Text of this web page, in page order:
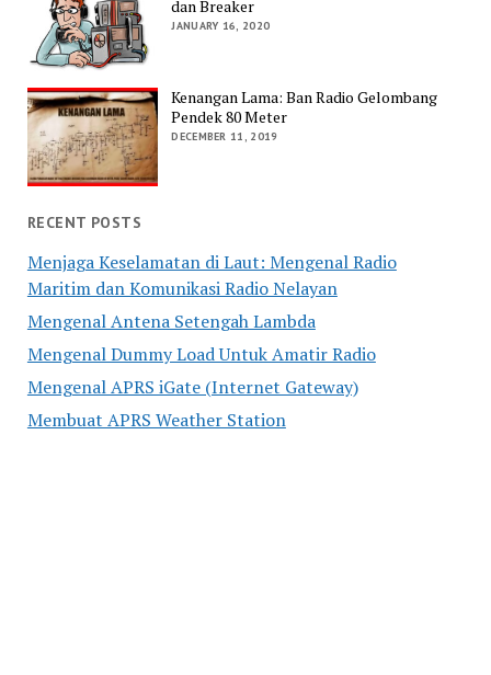
dan Breaker
JANUARY 16, 2020
Kenangan Lama: Ban Radio Gelombang
Pendek 80 Meter
DECEMBER 11, 2019
RECENT POSTS
Menjaga Keselamatan di Laut: Mengenal Radio
Maritim dan Komunikasi Radio Nelayan
Mengenal Antena Setengah Lambda
Mengenal Dummy Load Untuk Amatir Radio
Mengenal APRS iGate (Internet Gateway)
Membuat APRS Weather Station